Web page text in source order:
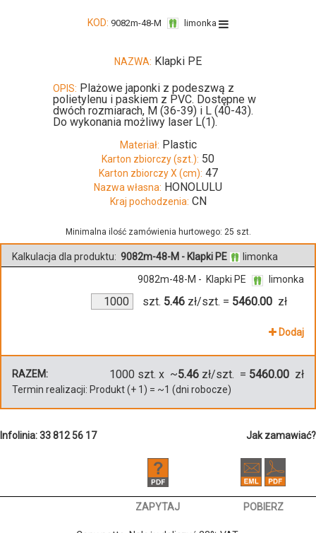
KOD: 9082m-48-M limonka
NAZWA: Klapki PE
OPIS: Plażowe japonki z podeszwą z
polietylenu i paskiem z PVC. Dostępne w
dwóch rozmiarach, M (36-39) i L (40-43).
Do wykonania możliwy laser L(1).
Materiał: Plastic
Karton zbiorczy (szt.): 50
Karton zbiorczy X (cm): 47
Nazwa własna: HONOLULU
Kraj pochodzenia: CN
Minimalna ilość zamówienia hurtowego: 25 szt.
Kalkulacja dla produktu: 9082m-48-M - Klapki PE limonka
9082m-48-M - Klapki PE limonka
szt. 5.46 zł/szt. = 5460.00 zł
Dodaj
RAZEM: 1000 szt. x ~5.46 zł/szt. = 5460.00 zł
Termin realizacji: Produkt(+ 1) = ~1 (dni robocze)
Infolinia: 33 812 56 17 Jak zamawiać?
ZAPYTAJ POBIERZ